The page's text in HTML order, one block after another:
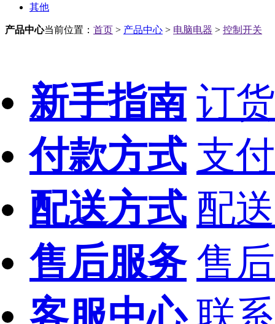
其他
产品中心当前位置： 首页 > 产品中心 > 电脑电器 > 控制开关
新手指南 订
付款方式 支
配送方式 配
售后服务 售